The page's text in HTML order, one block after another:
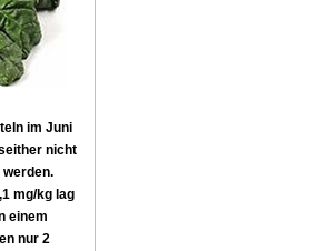
im Juni
nicht
mg/kg lag
einem
nur 2